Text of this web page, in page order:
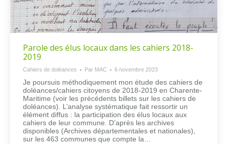
Parole des élus locaux dans les cahiers 2018-
2019
Cahiers de doléances Par MAC 6 novembre 2023
Je poursuis méthodiquement mon étude des cahiers de
doléances/cahiers citoyens de 2018-2019 en Charente-
Maritime (voir les précédents billets sur les cahiers de
doléances). L’analyse systématique fait ressortir un
élément diffus : la participation des élus locaux aux
cahiers de leur commune. D’après les archives
disponibles (Archives départementales et nationales),
sur les 463 communes que compte la…